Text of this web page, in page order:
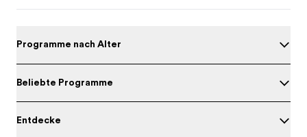
Programme nach Alter
Beliebte Programme
Entdecke